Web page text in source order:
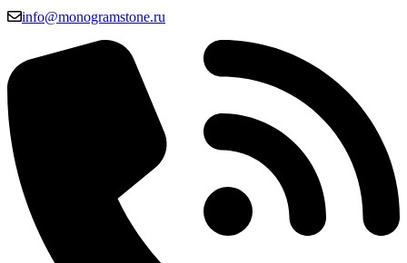
info@monogramstone.ru